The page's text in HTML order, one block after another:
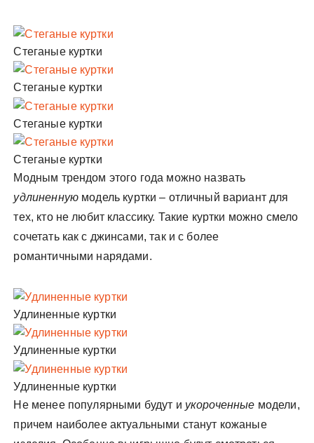
Стеганые куртки
Стеганые куртки
Стеганые куртки
Стеганые куртки
Модным трендом этого года можно назвать
удлиненную модель куртки – отличный вариант для
тех, кто не любит классику. Такие куртки можно смело
сочетать как с джинсами, так и с более
романтичными нарядами.
Удлиненные куртки
Удлиненные куртки
Удлиненные куртки
Не менее популярными будут и укороченные модели,
причем наиболее актуальными станут кожаные